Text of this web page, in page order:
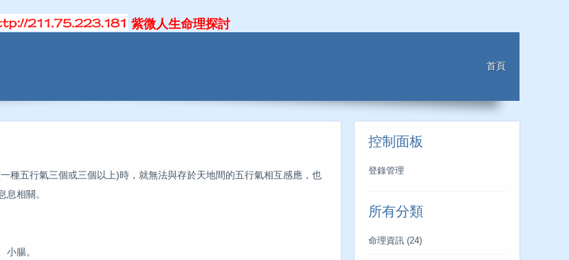
紫微人生命理探討
首頁
種五行氣三個或三個以上)時，就無法與存於天地間的五行氣相互感應，也
相關。
腸。
控制面板
登錄管理
所有分類
命理資訊 (24)